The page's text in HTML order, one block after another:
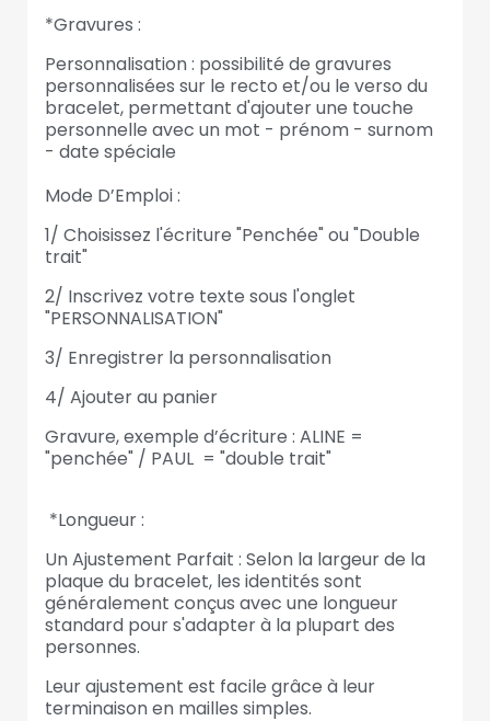
*Gravures :
Personnalisation : possibilité de gravures
personnalisées sur le recto et/ou le verso du
bracelet, permettant d'ajouter une touche
personnelle avec un mot - prénom - surnom
- date spéciale
Mode D’Emploi :
1/ Choisissez l'écriture "Penchée" ou "Double
trait"
2/ Inscrivez votre texte sous l'onglet
"PERSONNALISATION"
3/ Enregistrer la personnalisation
4/ Ajouter au panier
Gravure, exemple d’écriture : ALINE =
"penchée" / PAUL = "double trait"
*Longueur :
Un Ajustement Parfait : Selon la largeur de la
plaque du bracelet, les identités sont
généralement conçus avec une longueur
standard pour s'adapter à la plupart des
personnes.
Leur ajustement est facile grâce à leur
terminaison en mailles simples.